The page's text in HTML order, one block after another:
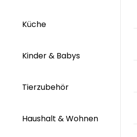
Küche
Kinder & Babys
Tierzubehör
Haushalt & Wohnen